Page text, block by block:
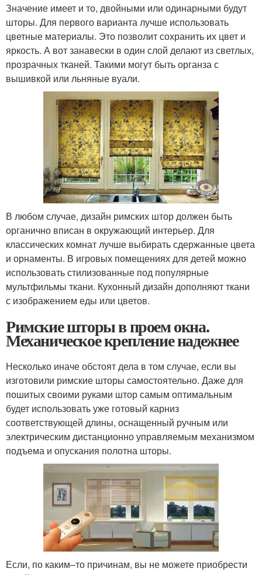
Значение имеет и то, двойными или одинарными будут
шторы. Для первого варианта лучше использовать
цветные материалы. Это позволит сохранить их цвет и
яркость. А вот занавески в один слой делают из светлых,
прозрачных тканей. Такими могут быть органза с
вышивкой или льняные вуали.
В любом случае, дизайн римских штор должен быть
органично вписан в окружающий интерьер. Для
классических комнат лучше выбирать сдержанные цвета
и орнаменты. В игровых помещениях для детей можно
использовать стилизованные под популярные
мультфильмы ткани. Кухонный дизайн дополняют ткани
с изображением еды или цветов.
Римские шторы в проем окна.
Механическое крепление надежнее
Несколько иначе обстоят дела в том случае, если вы
изготовили римские шторы самостоятельно. Даже для
пошитых своими руками штор самым оптимальным
будет использовать уже готовый карниз
соответствующей длины, оснащенный ручным или
электрическим дистанционно управляемым механизмом
подъема и опускания полотна шторы.
Если, по каким–то причинам, вы не можете приобрести